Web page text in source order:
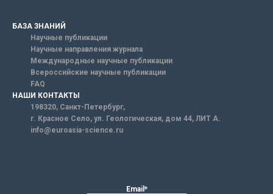
БАЗА ЗНАНИЙ
Научные публикации
Научные направления журнала
Международные научные публикации
Всероссийские научные публикации
FAQ
НАШИ КОНТАКТЫ
198320, Санкт-Петербург,
г. Красное Село, ул. Геологическая, дом 44, ЛИТ А.
info@euroasia-science.ru
Email*